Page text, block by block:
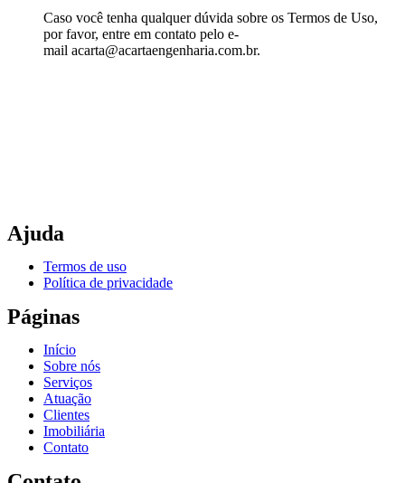
Caso você tenha qualquer dúvida sobre os Termos de Uso,
por favor, entre em contato pelo e-
mail acarta@acartaengenharia.com.br.
Ajuda
Termos de uso
Política de privacidade
Páginas
Início
Sobre nós
Serviços
Atuação
Clientes
Imobiliária
Contato